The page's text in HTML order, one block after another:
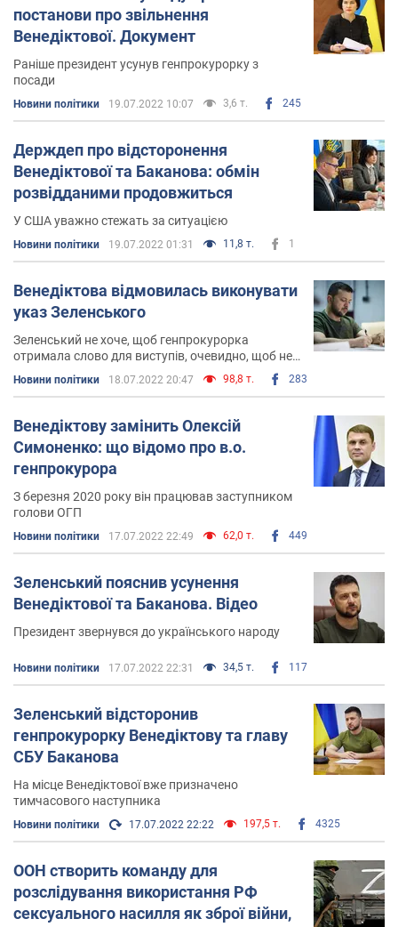
постанови про звільнення
Венедіктової. Документ
Раніше президент усунув генпрокурорку з
посади
Новини політики 19.07.2022 10:07 3,6 т. 245
Держдеп про відсторонення
Венедіктової та Баканова: обмін
розвідданими продовжиться
У США уважно стежать за ситуацією
Новини політики 19.07.2022 01:31 11,8 т. 1
Венедіктова відмовилась виконувати
указ Зеленського
Зеленський не хоче, щоб генпрокурорка
отримала слово для виступів, очевидно, щоб не
почути неприємних відповідей про себе та діючу
владу
Новини політики 18.07.2022 20:47 98,8 т. 283
Венедіктову замінить Олексій
Симоненко: що відомо про в.о.
генпрокурора
З березня 2020 року він працював заступником
голови ОГП
Новини політики 17.07.2022 22:49 62,0 т. 449
Зеленський пояснив усунення
Венедіктової та Баканова. Відео
Президент звернувся до українського народу
Новини політики 17.07.2022 22:31 34,5 т. 117
Зеленський відсторонив
генпрокурорку Венедіктову та главу
СБУ Баканова
На місце Венедіктової вже призначено
тимчасового наступника
Новини політики 17.07.2022 22:22 197,5 т. 4325
ООН створить команду для
розслідування використання РФ
сексуального насилля як зброї війни,